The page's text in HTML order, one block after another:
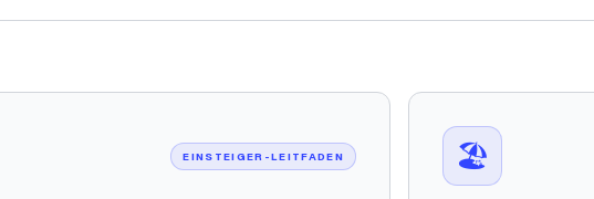
EINSTEIGER-LEITFADEN 🏖️